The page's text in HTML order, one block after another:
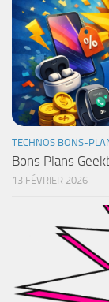
TECHNOS BONS-
Bons Plans
13 FÉVRIER 2026